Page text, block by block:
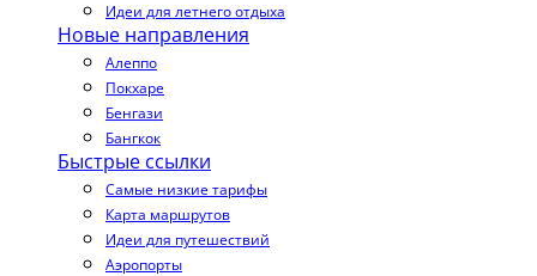
Идеи для летнего отдыха
Новые направления
Алеппо
Покхаре
Бенгази
Бангкок
Быстрые ссылки
Самые низкие тарифы
Карта маршрутов
Идеи для путешествий
Аэропорты